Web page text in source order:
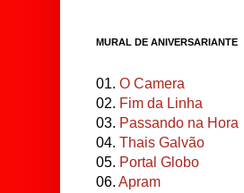
MURAL DE ANIVERSARIANTE
01. O Camera
02. Fim da Linha
03. Passando na Hora
04. Thais Galvão
05. Portal Globo
06. Apram